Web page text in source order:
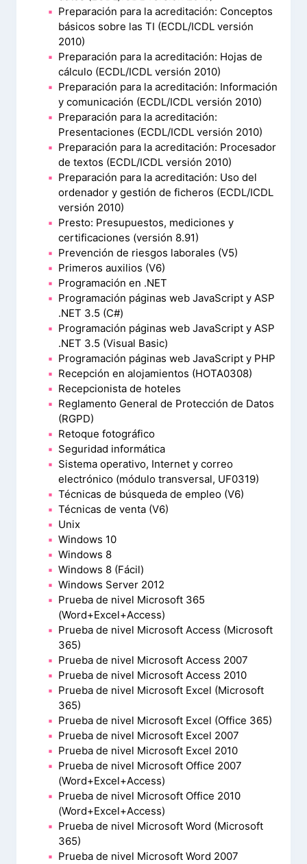
Preparación para la acreditación: Conceptos
básicos sobre las TI (ECDL/ICDL versión
2010)
Preparación para la acreditación: Hojas de
cálculo (ECDL/ICDL versión 2010)
Preparación para la acreditación: Información
y comunicación (ECDL/ICDL versión 2010)
Preparación para la acreditación:
Presentaciones (ECDL/ICDL versión 2010)
Preparación para la acreditación: Procesador
de textos (ECDL/ICDL versión 2010)
Preparación para la acreditación: Uso del
ordenador y gestión de ficheros (ECDL/ICDL
versión 2010)
Presto: Presupuestos, mediciones y
certificaciones (versión 8.91)
Prevención de riesgos laborales (V5)
Primeros auxilios (V6)
Programación en .NET
Programación páginas web JavaScript y ASP
.NET 3.5 (C#)
Programación páginas web JavaScript y ASP
.NET 3.5 (Visual Basic)
Programación páginas web JavaScript y PHP
Recepción en alojamientos (HOTA0308)
Recepcionista de hoteles
Reglamento General de Protección de Datos
(RGPD)
Retoque fotográfico
Seguridad informática
Sistema operativo, Internet y correo
electrónico (módulo transversal, UF0319)
Técnicas de búsqueda de empleo (V6)
Técnicas de venta (V6)
Unix
Windows 10
Windows 8
Windows 8 (Fácil)
Windows Server 2012
Prueba de nivel Microsoft 365
(Word+Excel+Access)
Prueba de nivel Microsoft Access (Microsoft
365)
Prueba de nivel Microsoft Access 2007
Prueba de nivel Microsoft Access 2010
Prueba de nivel Microsoft Excel (Microsoft
365)
Prueba de nivel Microsoft Excel (Office 365)
Prueba de nivel Microsoft Excel 2007
Prueba de nivel Microsoft Excel 2010
Prueba de nivel Microsoft Office 2007
(Word+Excel+Access)
Prueba de nivel Microsoft Office 2010
(Word+Excel+Access)
Prueba de nivel Microsoft Word (Microsoft
365)
Prueba de nivel Microsoft Word 2007